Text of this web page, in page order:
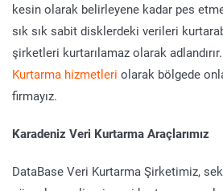
kesin olarak belirleyene kadar pes
sık sık sabit disklerdeki verileri
şirketleri kurtarılamaz olarak
Kurtarma hizmetleri olarak bölgede
firmayız.
Karadeniz Veri Kurtarma Araçlarımız
DataBase Veri Kurtarma Şirketimiz,